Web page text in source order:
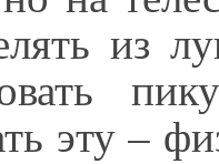
из
эту –